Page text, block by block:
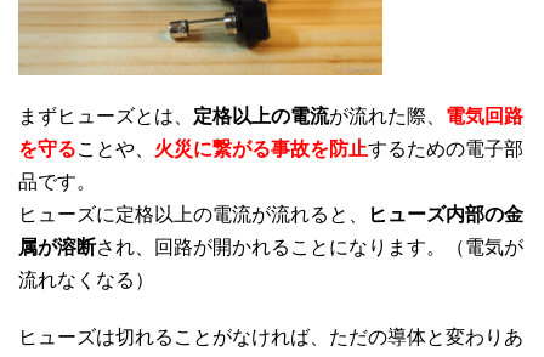
まずヒューズとは、 定格以上の電流が流れた際、 電気回路
を守ることや、 火災に繋がる事故を防止するための電子部
品です。
ヒューズに定格以上の電流が流れると、
ヒューズ内部の金
属が溶断され、回路が開かれることになります。（電気が
流れなくなる）
ヒューズは切れることがなければ、ただの導体と変わりあ